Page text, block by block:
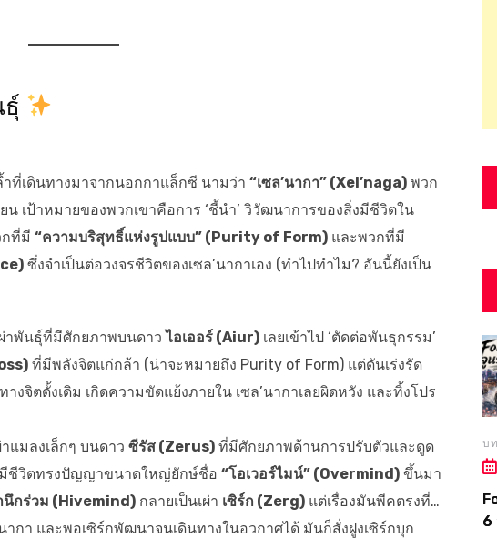
ที่เดินทางมาจากนอกกาแล็กซี นามว่า “เซล’นากา” (Xel’naga) พวก
น เป้าหมายของพวกเขาคือการ ‘ชี้นำ’ วิวัฒนาการของสิ่งมีชีวิตใน
กที่มี “ความบริสุทธิ์แห่งรูปแบบ” (Purity of Form) และพวกที่มี
ซึ่งจำเป็นต่อวงจรชีวิตของเซล’นากาเอง (ทำไปทำไม? อันนี้ยังเป็น
ผ่าพันธุ์ที่มีศักยภาพบนดาวไอเออร์ (Aiur) เลยเข้าไป ‘ตัดต่อพันธุกรรม’
ที่มีพลังจิตแก่กล้า (น่าจะหมายถึง Purity of Form) แต่ดันเร่งรัด
จิตดั้งเดิม เกิดความขัดแย้งภายใน เซล’นากาเลยผิดหวัง และทิ้งโปร
าแมลงเล็กๆ บนดาว ซีรัส (Zerus) ที่มีศักยภาพด้านการปรับตัวและดูด
มีชีวิตทรงปัญญาขนาดใหญ่ยักษ์ชื่อ “โอเวอร์ไมน์” (Overmind) ขึ้นมา
นึกร่วม (Hivemind) กลายเป็นเผ่า เซิร์ก (Zerg) แต่เรื่องมันพีคตรงที่…
ากา และพอเซิร์กพัฒนาจนเดินทางในอวกาศได้ มันก็สั่งฝูงเซิร์กบุก
บ
6